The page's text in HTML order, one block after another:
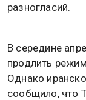
разногласий.
В середине
продлить
Однако
сообщило, что